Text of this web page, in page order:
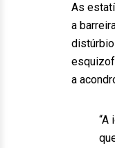
As
a
a
“A